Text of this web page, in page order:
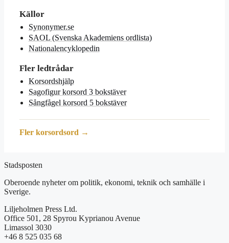
Källor
Synonymer.se
SAOL (Svenska Akademiens ordlista)
Nationalencyklopedin
Fler ledtrådar
Korsordshjälp
Sagofigur korsord 3 bokstäver
Sångfågel korsord 5 bokstäver
Fler korsordsord →
Stadsposten
Oberoende nyheter om politik, ekonomi, teknik och samhälle i
Sverige.
Liljeholmen Press Ltd.
Office 501, 28 Spyrou Kyprianou Avenue
Limassol 3030
+46 8 525 035 68